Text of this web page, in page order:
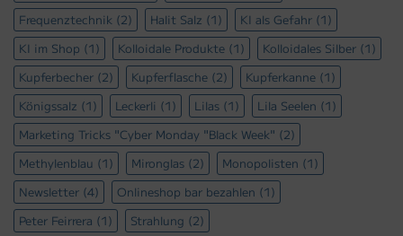
Frequenztechnik (2) Halit Salz (1) KI als Gefahr (1)
KI im Shop (1) Kolloidale Produkte (1) Kolloidales Silber (1)
Kupferbecher (2) Kupferflasche (2) Kupferkanne (1)
Königssalz (1) Leckerli (1) Lilas (1) Lila Seelen (1)
Marketing Tricks "Cyber Monday "Black Week" (2)
Methylenblau (1) Mironglas (2) Monopolisten (1)
Newsletter (4) Onlineshop bar bezahlen (1)
Peter Feirrera (1) Strahlung (2)